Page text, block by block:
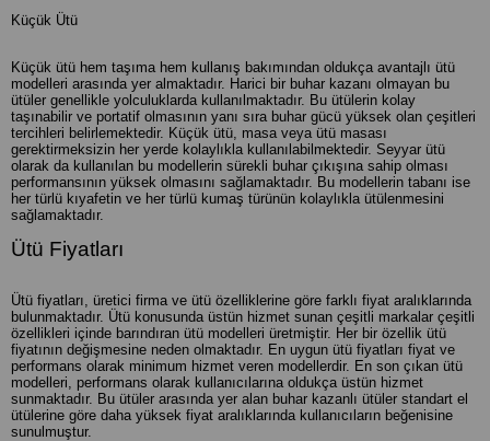
Küçük Ütü
Küçük ütü hem taşıma hem kullanış bakımından oldukça avantajlı ütü
modelleri arasında yer almaktadır. Harici bir buhar kazanı olmayan bu
ütüler genellikle yolculuklarda kullanılmaktadır. Bu ütülerin kolay
taşınabilir ve portatif olmasının yanı sıra buhar gücü yüksek olan çeşitleri
tercihleri belirlemektedir. Küçük ütü, masa veya ütü masası
gerektirmeksizin her yerde kolaylıkla kullanılabilmektedir. Seyyar ütü
olarak da kullanılan bu modellerin sürekli buhar çıkışına sahip olması
performansının yüksek olmasını sağlamaktadır. Bu modellerin tabanı ise
her türlü kıyafetin ve her türlü kumaş türünün kolaylıkla ütülenmesini
sağlamaktadır.
Ütü Fiyatları
Ütü fiyatları, üretici firma ve ütü özelliklerine göre farklı fiyat aralıklarında
bulunmaktadır. Ütü konusunda üstün hizmet sunan çeşitli markalar çeşitli
özellikleri içinde barındıran ütü modelleri üretmiştir. Her bir özellik ütü
fiyatının değişmesine neden olmaktadır. En uygun ütü fiyatları fiyat ve
performans olarak minimum hizmet veren modellerdir. En son çıkan ütü
modelleri, performans olarak kullanıcılarına oldukça üstün hizmet
sunmaktadır. Bu ütüler arasında yer alan buhar kazanlı ütüler standart el
ütülerine göre daha yüksek fiyat aralıklarında kullanıcıların beğenisine
sunulmuştur.